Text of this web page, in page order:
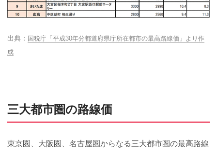
国税庁「平成30年分都道府県庁所在都市の最高路線価」より作
成
三大都市圏の路線価
東京圏、大阪圏、名古屋圏からなる三大都市圏の最高路線